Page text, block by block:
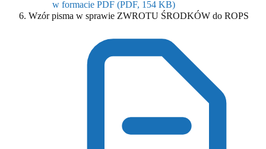
w formacie PDF (PDF, 154 KB)(otwiera się w nowym
Wzór pisma w sprawie ZWROTU ŚRODKÓW do ROPS